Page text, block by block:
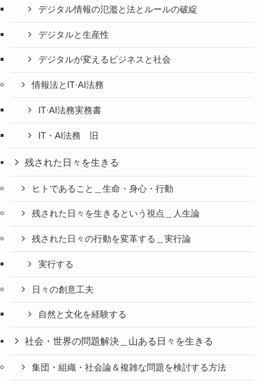
デジタル情報の氾濫と法とルールの破綻
デジタルと生産性
デジタルが変えるビジネスと社会
情報法とIT·AI法務
IT·AI法務実務書
IT・AI法務 旧
残された日々を生きる
ヒトであること＿生命・身心・行動
残された日々を生きるという視点＿人生論
残された日々の行動を変革する＿実行論
実行する
日々の創意工夫
自然と文化を経験する
社会・世界の問題解決＿山ある日々を生きる
集団・組織・社会論＆複雑な問題を検討する方法